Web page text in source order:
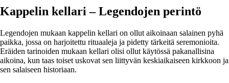
Kappelin kellari – Legendojen perintö
Legendojen mukaan kappelin kellari on ollut aikoinaan salainen pyhä
paikka, jossa on harjoitettu rituaaleja ja pidetty tärkeitä seremonioita.
Eräiden tarinoiden mukaan kellari olisi ollut käytössä pakanallisina
aikoina, kun taas toiset uskovat sen liittyvän keskiaikaiseen kirkkoon ja
sen salaiseen historiaan.